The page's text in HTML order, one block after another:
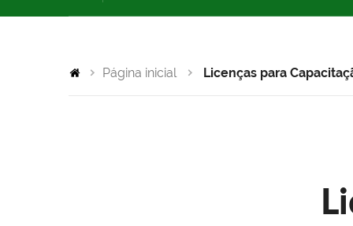
Página inicial Licenças para